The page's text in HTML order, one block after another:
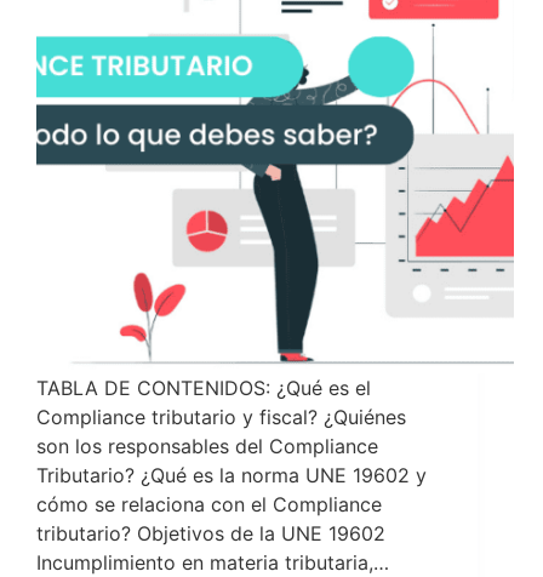
TABLA DE CONTENIDOS: ¿Qué es el
Compliance tributario y fiscal? ¿Quiénes
son los responsables del Compliance
Tributario? ¿Qué es la norma UNE 19602 y
cómo se relaciona con el Compliance
tributario? Objetivos de la UNE 19602
Incumplimiento en materia tributaria,…